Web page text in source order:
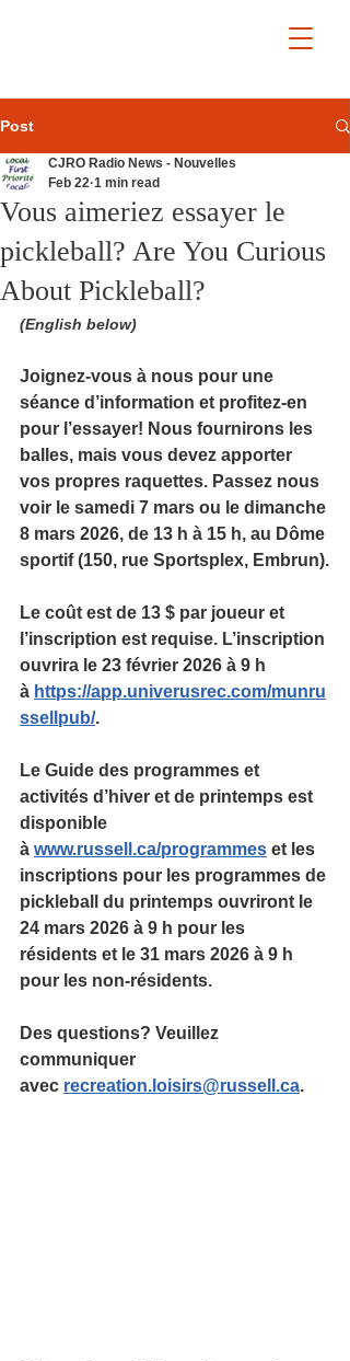
Post
Vous aimeriez essayer le
pickleball? Are You Curious
About Pickleball?
CJRO Radio News - Nouvelles
Feb 22 1 min read
(English below)
Joignez-vous à nous pour une
séance d’information et profitez-en
pour l’essayer! Nous fournirons les
balles, mais vous devez apporter
vos propres raquettes. Passez nous
voir le samedi 7 mars ou le dimanche
8 mars 2026, de 13 h à 15 h, au Dôme
sportif (150, rue Sportsplex, Embrun).
Le coût est de 13 $ par joueur et
l’inscription est requise. L’inscription
ouvrira le 23 février 2026 à 9 h
à https://app.univerusrec.com/munru
ssellpub/.
Le Guide des programmes et
activités d’hiver et de printemps est
disponible
à www.russell.ca/programmes et les
inscriptions pour les programmes de
pickleball du printemps ouvriront le
24 mars 2026 à 9 h pour les
résidents et le 31 mars 2026 à 9 h
pour les non-résidents.
Des questions? Veuillez
communiquer
avec recreation.loisirs@russell.ca.